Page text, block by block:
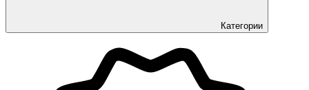
Категории